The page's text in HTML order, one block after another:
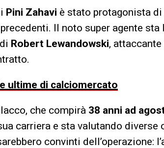
Pini Zahavi è stato protagonista
Il noto super agente
Robert Lewandowski,
ultime di calciomercato
che compirà 38 anni ad
carriera e sta valutando diverse
convinti dell’operazione: